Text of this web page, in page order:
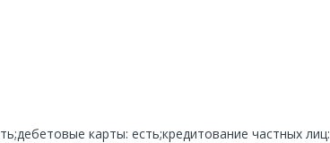
карты: есть;кредитование частных лиц: